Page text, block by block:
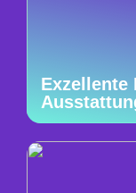
Exzellente